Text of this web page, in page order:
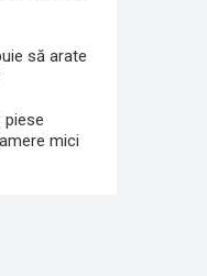
să arate
piese
mici